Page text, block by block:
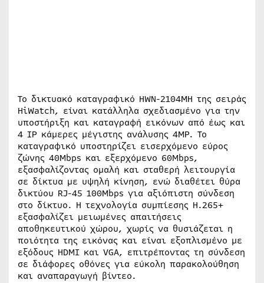
Το δικτυακό καταγραφικό HWN-2104MH της σειράς
HiWatch, είναι κατάλληλα σχεδιασμένο για την
υποστήριξη και καταγραφή εικόνων από έως και
4 IP κάμερες μέγιστης ανάλυσης 4MP. Το
καταγραφικό υποστηρίζει εισερχόμενο εύρος
ζώνης 40Mbps και εξερχόμενο 60Mbps,
εξασφαλίζοντας ομαλή και σταθερή λειτουργία
σε δίκτυα με υψηλή κίνηση, ενώ διαθέτει θύρα
δικτύου RJ-45 100Mbps για αξιόπιστη σύνδεση
στο δίκτυο. Η τεχνολογία συμπίεσης H.265+
εξασφαλίζει μειωμένες απαιτήσεις
αποθηκευτικού χώρου, χωρίς να θυσιάζεται η
ποιότητα της εικόνας και είναι εξοπλισμένο με
εξόδους HDMI και VGA, επιτρέποντας τη σύνδεση
σε διάφορες οθόνες για εύκολη παρακολούθηση
και αναπαραγωγή βίντεο.